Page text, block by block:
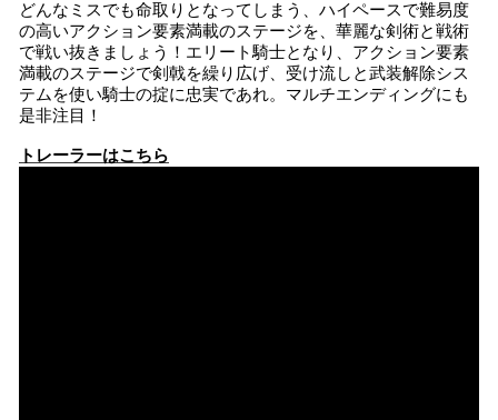
どんなミスでも命取りとなってしまう、ハイペースで難易度
の高いアクション要素満載のステージを、華麗な剣術と戦術
で戦い抜きましょう！エリート騎士となり、アクション要素
満載のステージで剣戟を繰り広げ、受け流しと武装解除シス
テムを使い騎士の掟に忠実であれ。マルチエンディングにも
是非注目！
トレーラーはこちら